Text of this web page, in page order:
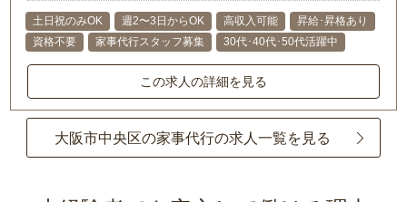
土日祝のみOK 週2〜3日からOK 高収入可能
昇給･昇格あり
資格不要
家事代行スタッフ募集 30代･40代･50代活躍中
この求人の詳細を見る
大阪市中央区の家事代行の求人一覧を見る